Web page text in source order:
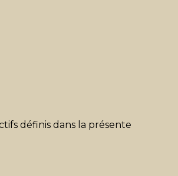
définis dans la présente